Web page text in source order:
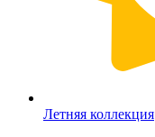
Летняя коллекция